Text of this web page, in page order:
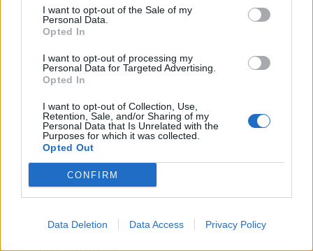
I want to opt-out of the Sale of my
Personal Data.
Opted In
I want to opt-out of processing my
Personal Data for Targeted Advertising.
Opted In
I want to opt-out of Collection, Use,
Retention, Sale, and/or Sharing of my
Personal Data that Is Unrelated with the
Purposes for which it was collected.
Opted Out
CONFIRM
Data Deletion Data Access Privacy Policy
Hasznos
Impresszum
Szerzői jogok
Adatvédelmi tájékoztató
Cookie-kezelési tájékoztató
Hozzászólási szabályzat
Nyomtatott lapjaink archívuma
Médiaajánlat
Látogatottsági adatok